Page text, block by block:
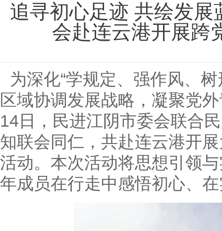
追寻初心足迹 共绘发
会赴连云港开展跨
为深化“学规定、强作风、
区域协调发展战略，凝聚党
14 日，民进江阴市委会联合
知联会同仁，共赴连云港开
活动。本次活动将思想引领
年成员在行走中感悟初心、